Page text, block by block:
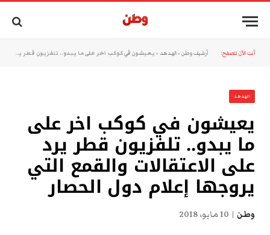
أنت الآن تتصفح: أرشيف وطن »الهدهد » يعيشون في كوكب اخر على ما يبدو.. تلفزيون قطر يرد على الاعتقالات والقمع التي يروجها إعلام دول الحصار
الهدهد
يعيشون في كوكب اخر على
ما يبدو.. تلفزيون قطر يرد
على الاعتقالات والقمع التي
يروجها إعلام دول الحصار
وطن 10 مايو، 2018